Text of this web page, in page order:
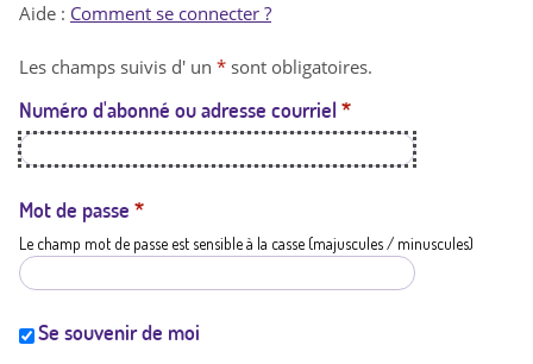
t
a
t
i
Aide : Comment se connecter ?
Les champs suivis d' un * sont obligatoires.
Numéro d'abonné ou adresse courriel *
Mot de passe *
Le champ mot de passe est sensible à la casse (majuscules / minuscules)
Se souvenir de moi